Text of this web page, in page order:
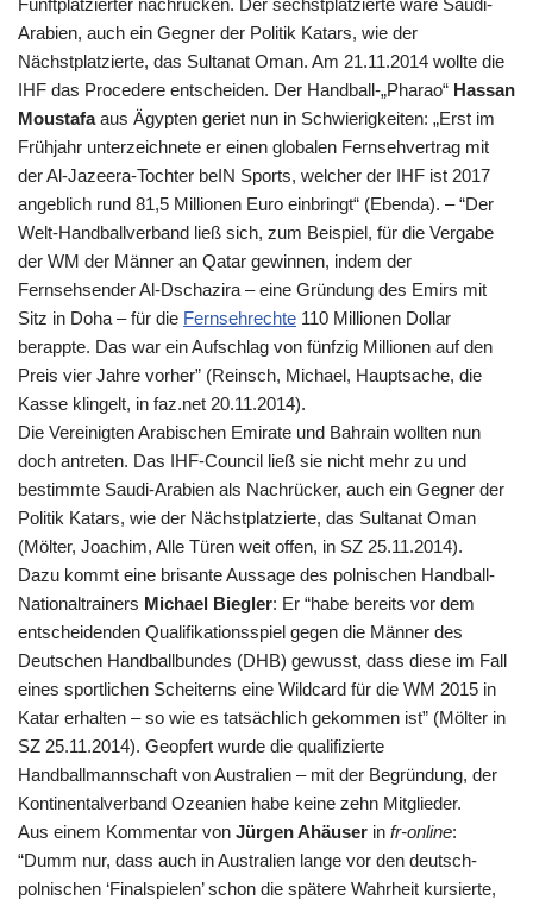
Fünftplatzierter nachrücken. Der sechstplatzierte wäre Saudi-
Arabien, auch ein Gegner der Politik Katars, wie der
Nächstplatzierte, das Sultanat Oman. Am 21.11.2014 wollte die
IHF das Procedere entscheiden. Der Handball-„Pharao“ Hassan
Moustafaaus Ägypten geriet nun in Schwierigkeiten: „Erst im
Frühjahr unterzeichnete er einen globalen Fernsehvertrag mit
der Al-Jazeera-Tochter beIN Sports, welcher der IHF ist 2017
angeblich rund 81,5 Millionen Euro einbringt“ (Ebenda). – “Der
Welt-Handballverband ließ sich, zum Beispiel, für die Vergabe
der WM der Männer an Qatar gewinnen, indem der
Fernsehsender Al-Dschazira – eine Gründung des Emirs mit
Sitz in Doha – für die Fernsehrechte 110 Millionen Dollar
berappte. Das war ein Aufschlag von fünfzig Millionen auf den
Preis vier Jahre vorher” (Reinsch, Michael, Hauptsache, die
Kasse klingelt, in faz.net 20.11.2014).
Die Vereinigten Arabischen Emirate und Bahrain wollten nun
doch antreten. Das IHF-Council ließ sie nicht mehr zu und
bestimmte Saudi-Arabien als Nachrücker, auch ein Gegner der
Politik Katars, wie der Nächstplatzierte, das Sultanat Oman
(Mölter, Joachim, Alle Türen weit offen, in SZ 25.11.2014).
Dazu kommt eine brisante Aussage des polnischen Handball-
Nationaltrainers Michael Biegler: Er “habe bereits vor dem
entscheidenden Qualifikationsspiel gegen die Männer des
Deutschen Handballbundes (DHB) gewusst, dass diese im Fall
eines sportlichen Scheiterns eine Wildcard für die WM 2015 in
Katar erhalten – so wie es tatsächlich gekommen ist” (Mölter in
SZ 25.11.2014). Geopfert wurde die qualifizierte
Handballmannschaft von Australien – mit der Begründung, der
Kontinentalverband Ozeanien habe keine zehn Mitglieder.
Aus einem Kommentar von Jürgen Ahäuser in fr-online:
“Dumm nur, dass auch in Australien lange vor den deutsch-
polnischen ‘Finalspielen’ schon die spätere Wahrheit kursierte,